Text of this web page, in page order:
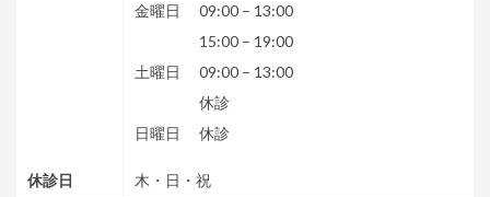
金曜日
09:00 – 13:00
15:00 – 19:00
土曜日
09:00 – 13:00
休診
日曜日
休診
休診日 木・日・祝